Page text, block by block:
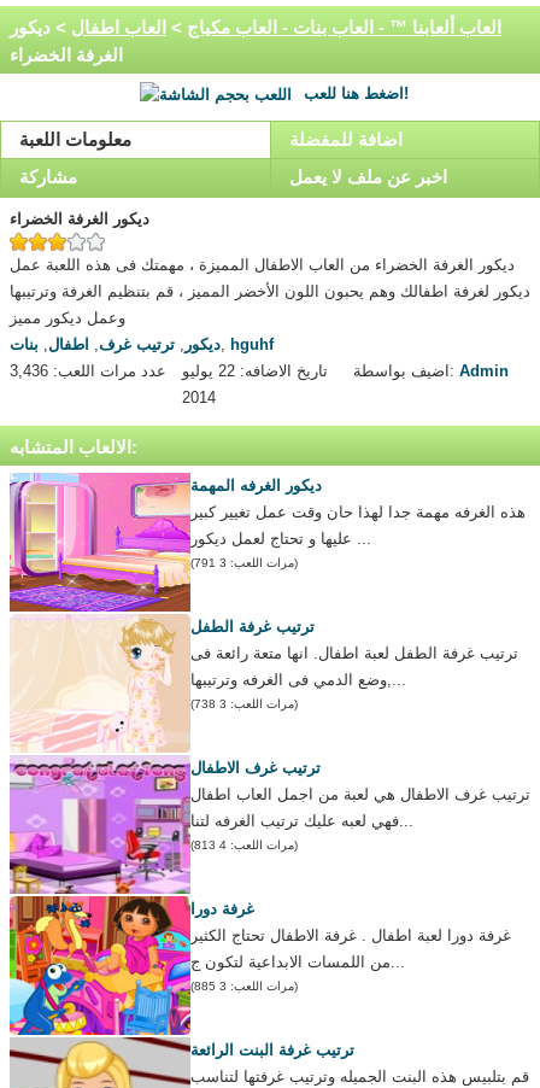
العاب ألعابنا ™ - العاب بنات - العاب مكياج > العاب اطفال > ديكور
الغرفة الخضراء
اضغط هنا للعب!
معلومات اللعبة
اضافة للمفضلة
مشاركة
اخبر عن ملف لا يعمل
ديكور الغرفة الخضراء
ديكور الغرفة الخضراء من العاب الاطفال المميزة ، مهمتك فى هذه اللعبة عمل
ديكور لغرفة اطفالك وهم يحبون اللون الأخضر المميز ، قم بتنظيم الغرفة وترتيبها
وعمل ديكور مميز
ديكور , ترتيب غرف, اطفال, بنات , hguhf
عدد مرات اللعب: 3,436
تاريخ الاضافه: 22 يوليو
2014
اضيف بواسطة:Admin
الالعاب المتشابه:
ديكور الغرفه المهمة
هذه الغرفه مهمة جدا لهذا حان وقت عمل تغيير كبير
عليها و تحتاج لعمل ديكور ...
(مرات اللعب: 3 791)
ترتيب غرفة الطفل
ترتيب غرفة الطفل لعبة اطفال. انها متعة رائعة فى
وضع الدمي فى الغرفه وترتيبها,...
(مرات اللعب: 3 738)
ترتيب غرف الاطفال
ترتيب غرف الاطفال هي لعبة من اجمل العاب اطفال
فهي لعبه عليك ترتيب الغرفه لتنا...
(مرات اللعب: 4 813)
غرفة دورا
غرفة دورا لعبة اطفال . غرفة الاطفال تحتاج الكثير
من اللمسات الابداعية لتكون ج...
(مرات اللعب: 3 885)
ترتيب غرفة البنت الرائعة
قم بتلبيس هذه البنت الجميله وترتيب غرفتها لتناسب